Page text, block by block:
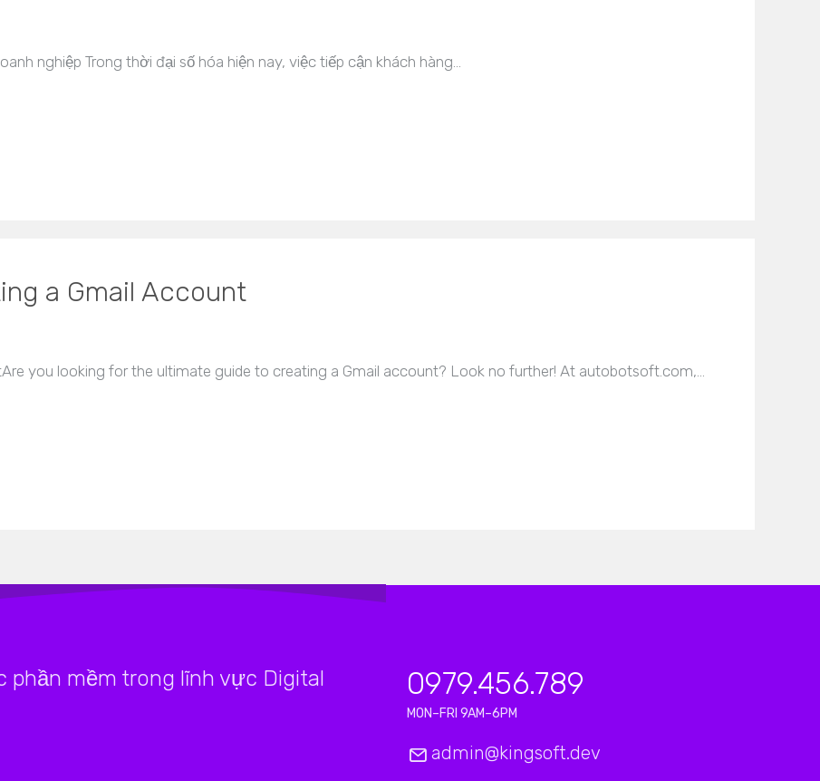
nghiệp Trong thời đại số hóa hiện nay, việc tiếp cận khách hàng…
a Gmail Account
you looking for the ultimate guide to creating a Gmail account? Look no further! At autobotsoft.com,…
phần mềm trong lĩnh vực Digital
0979.456.789
MON–FRI 9AM–6PM
admin@kingsoft.dev